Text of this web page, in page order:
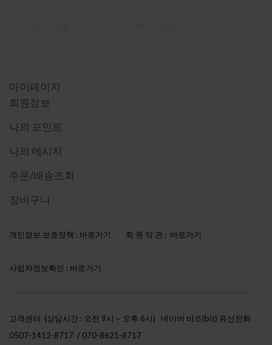
마이페이지
회원정보
나의 포인트
나의 메시지
주문/배송조회
장바구니
개인정보 보호정책 : 바로가기 회 원 약 관 : 바로가기
사업자정보확인 : 바로가기
고객센터 (상담시간 : 오전 9시 ~ 오후 6시) 네이버 비즈(biz) 유선전화
0507-1412-8717 / 070-8621-8717